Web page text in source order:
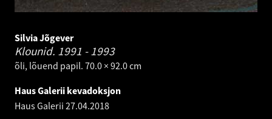
Silvia Jõgever
Klounid. 1991 - 1993
õli, lõuend papil. 70.0 × 92.0 cm
Haus Galerii kevadoksjon
Haus Galerii 27.04.2018